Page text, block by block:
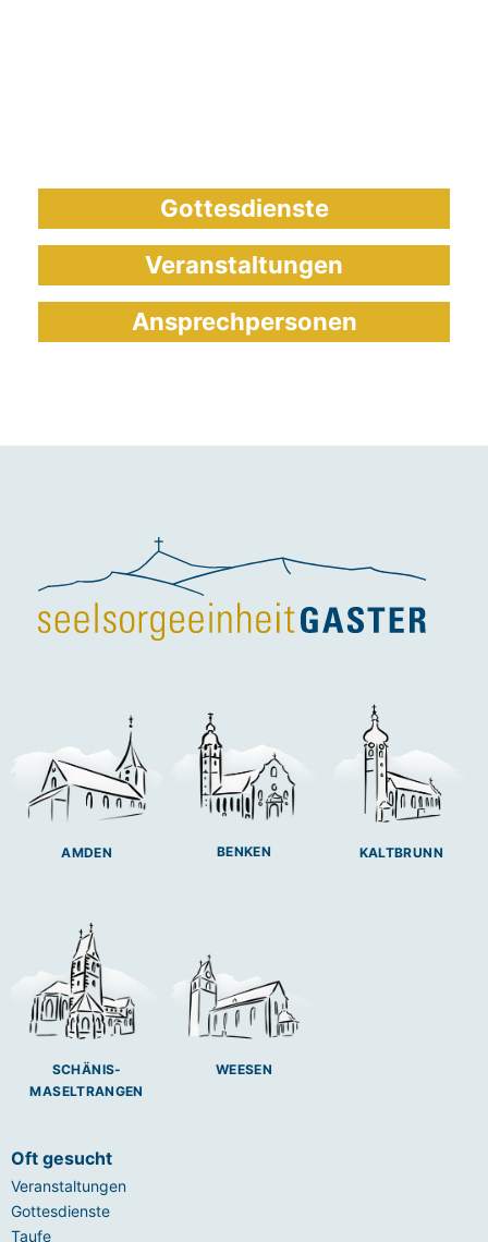
Gottesdienste
Veranstaltungen
Ansprechpersonen
AMDEN BENKEN KALTBRUNN
SCHÄNIS-
MASELTRANGEN
WEESEN
Oft gesucht
Veranstaltungen
Gottesdienste
Taufe